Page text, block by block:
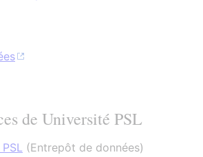
de Université PSL
(Entrepôt de données)